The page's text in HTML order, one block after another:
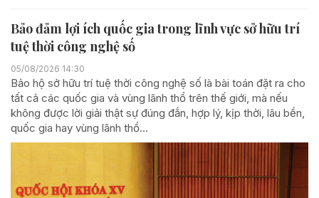
Bảo đảm lợi ích quốc gia trong lĩnh vực sở hữu trí
tuệ thời công nghệ số
05/08/2026 14:30
Bảo hộ sở hữu trí tuệ thời công nghệ số là bài toán đặt ra cho
tất cả các quốc gia và vùng lãnh thổ trên thế giới, mà nếu
không được lời giải thật sự đúng đắn, hợp lý, kịp thời, lâu bền,
quốc gia hay vùng lãnh thổ...